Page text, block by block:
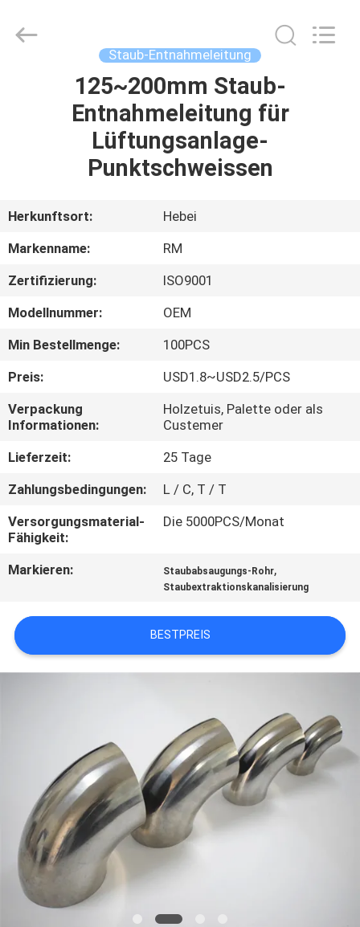
PRODUKTE
UNS
QUALITÄTSKONTROLLE
KONTAKT
MIT
UNS
FÄLLE
SITEMAP
PRIVACY
POLICY
CO.,LTD.
Staub-Entnahmeleitung
125~200mm Staub-
Entnahmeleitung für
Lüftungsanlage-
Punktschweissen
Herkunftsort:
Hebei
Markenname:
RM
Zertifizierung:
ISO9001
Modellnummer:
OEM
Min Bestellmenge:
100PCS
Preis:
USD1.8~USD2.5/PCS
Verpackung
Informationen:
Holzetuis, Palette oder als
Custemer
Lieferzeit:
25 Tage
Zahlungsbedingungen:
L / C, T / T
Versorgungsmaterial-
Fähigkeit:
Die 5000PCS/Monat
Markieren: Staubabsaugungs-Rohr,
Staubextraktionskanalisierung
BESTPREIS